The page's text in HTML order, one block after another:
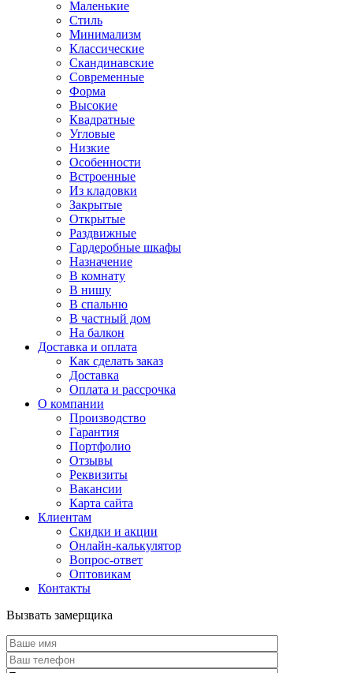
Маленькие
Стиль
Минимализм
Классические
Скандинавские
Современные
Форма
Высокие
Квадратные
Угловые
Низкие
Особенности
Встроенные
Из кладовки
Закрытые
Открытые
Раздвижные
Гардеробные шкафы
Назначение
В комнату
В нишу
В спальню
В частный дом
На балкон
Доставка и оплата
Как сделать заказ
Доставка
Оплата и рассрочка
О компании
Производство
Гарантия
Портфолио
Отзывы
Реквизиты
Вакансии
Карта сайта
Клиентам
Скидки и акции
Онлайн-калькулятор
Вопрос-ответ
Оптовикам
Контакты
Вызвать замерщика